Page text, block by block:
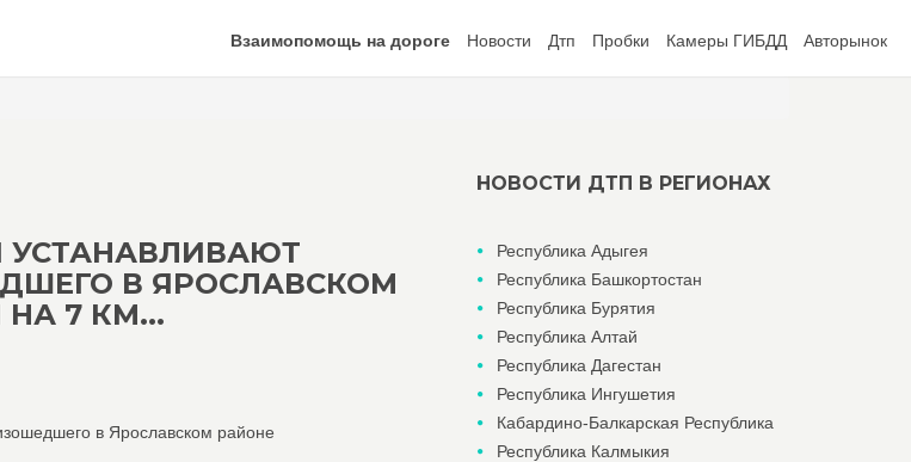
Взаимопомощь на дороге Новости Дтп Пробки Камеры ГИБДД Авторынок
УСТАНАВЛИВАЮТ
В ЯРОСЛАВСКОМ
НА 7 КМ...
в Ярославском районе
НОВОСТИ ДТП В РЕГИОНАХ
Республика Адыгея
Республика Башкортостан
Республика Бурятия
Республика Алтай
Республика Дагестан
Республика Ингушетия
Кабардино-Балкарская Республика
Республика Калмыкия